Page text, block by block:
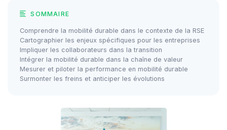
SOMMAIRE
Comprendre la mobilité durable dans le contexte de la RSE
Cartographier les enjeux spécifiques pour les entreprises
Impliquer les collaborateurs dans la transition
Intégrer la mobilité durable dans la chaîne de valeur
Mesurer et piloter la performance en mobilité durable
Surmonter les freins et anticiper les évolutions